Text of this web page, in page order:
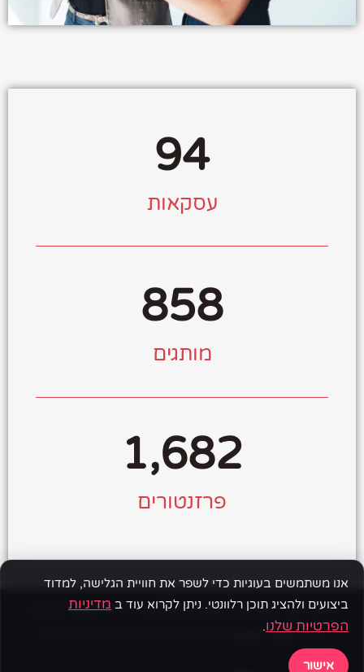
עסקאות
94
מותגים
858
פרזנטורים
1,682
דרך לב השרון 1, צורן | טלפון: 072-392-1777
info@emilya.co.il
אנו משתמשים בעוגיות כדי לשפר את חוויית הגלישה, למדוד
ביצועים ולהציג תוכן רלוונטי. ניתן לקרוא עוד ב מדיניות
הפרטיות שלנו.
אישור